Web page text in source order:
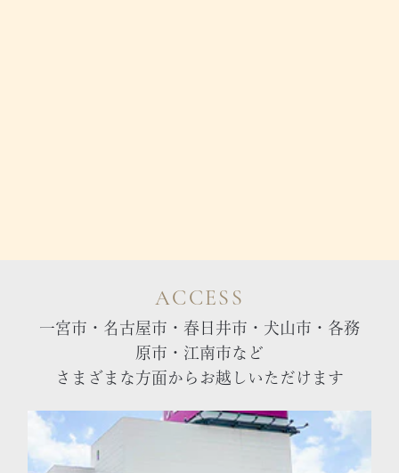
ACCESS
一宮市・名古屋市・春日井市・犬山市・各務
原市・江南市など
さまざまな方面からお越しいただけます